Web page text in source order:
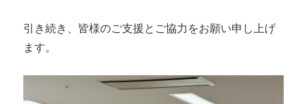
引き続き、皆様のご支援とご協力をお願い申し上げ
ます。